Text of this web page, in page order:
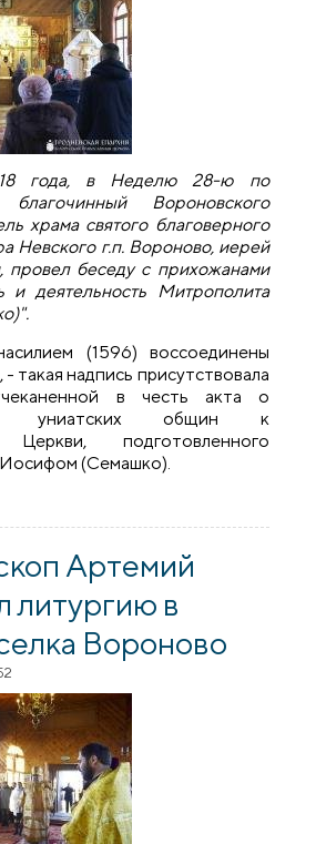
года, в Неделю 28-ю по
благочинный Вороновского
храма святого благоверного
Невского г.п. Вороново, иерей
беседу с прихожанами
деятельность Митрополита
(1596) воссоединены
такая надпись присутствовала
в честь акта о
униатских общин к
Церкви, подготовленного
(Семашко).
беседу с прихожанами на тему
и деятельность Митрополита
(Семашко)"
Артемий
литургию в
Вороново